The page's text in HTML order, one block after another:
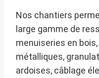
Nos chantiers
large gamme de
menuiseries en
métalliques,
ardoises, câblage